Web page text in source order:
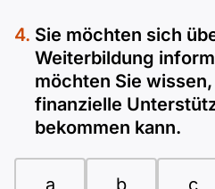
Sie möchten sich
Weiterbildung
möchten Sie
finanzielle
bekommen kann.
a b c